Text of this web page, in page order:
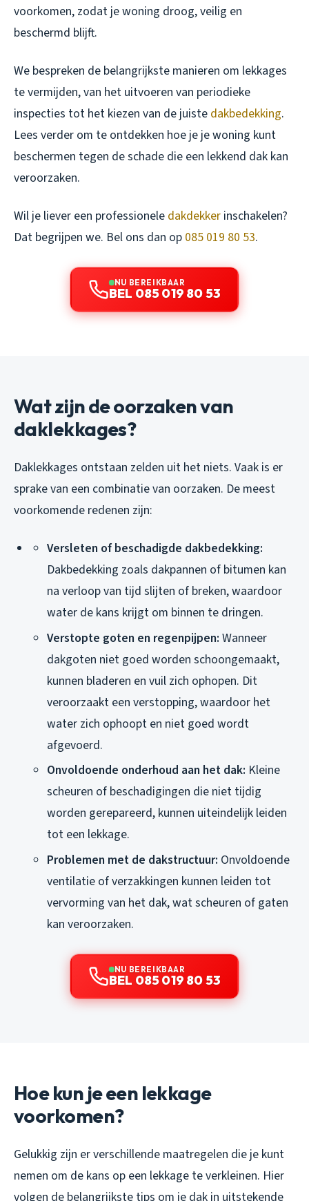
voorkomen, zodat je woning droog, veilig en
beschermd blijft.
We bespreken de belangrijkste manieren om lekkages
te vermijden, van het uitvoeren van periodieke
inspecties tot het kiezen van de juiste dakbedekking.
Lees verder om te ontdekken hoe je je woning kunt
beschermen tegen de schade die een lekkend dak kan
veroorzaken.
Wil je liever een professionele dakdekker inschakelen?
Dat begrijpen we. Bel ons dan op 085 019 80 53.
NU BEREIKBAAR
BEL 085 019 80 53
Wat zijn de oorzaken van
daklekkages?
Daklekkages ontstaan zelden uit het niets. Vaak is er
sprake van een combinatie van oorzaken. De meest
voorkomende redenen zijn:
Versleten of beschadigde dakbedekking:
Dakbedekking zoals dakpannen of bitumen kan
na verloop van tijd slijten of breken, waardoor
water de kans krijgt om binnen te dringen.
Verstopte goten en regenpijpen: Wanneer
dakgoten niet goed worden schoongemaakt,
kunnen bladeren en vuil zich ophopen. Dit
veroorzaakt een verstopping, waardoor het
water zich ophoopt en niet goed wordt
afgevoerd.
Onvoldoende onderhoud aan het dak: Kleine
scheuren of beschadigingen die niet tijdig
worden gerepareerd, kunnen uiteindelijk leiden
tot een lekkage.
Problemen met de dakstructuur: Onvoldoende
ventilatie of verzakkingen kunnen leiden tot
vervorming van het dak, wat scheuren of gaten
kan veroorzaken.
NU BEREIKBAAR
BEL 085 019 80 53
Hoe kun je een lekkage
voorkomen?
Gelukkig zijn er verschillende maatregelen die je kunt
nemen om de kans op een lekkage te verkleinen. Hier
volgen de belangrijkste tips om je dak in uitstekende